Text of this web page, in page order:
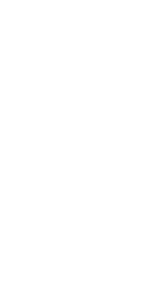
இன்றி மக்கள்
ஒற்றுமை நிலவும்